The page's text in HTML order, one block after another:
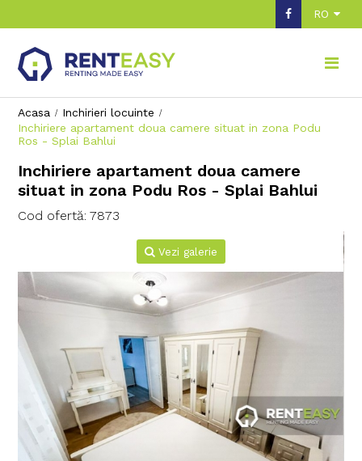
RO
Acasa
Inchirieri locuinte
Inchiriere apartament doua camere situat in zona Podu
Ros - Splai Bahlui
Inchiriere apartament doua camere
situat in zona Podu Ros - Splai Bahlui
Cod ofertă: 7873
Vezi galerie